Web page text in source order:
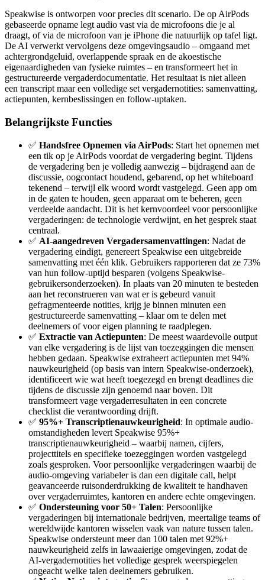
Speakwise is ontworpen voor precies dit scenario. De op AirPods
gebaseerde opname legt audio vast via de microfoons die je al
draagt, of via de microfoon van je iPhone die natuurlijk op tafel ligt.
De AI verwerkt vervolgens deze omgevingsaudio – omgaand met
achtergrondgeluid, overlappende spraak en de akoestische
eigenaardigheden van fysieke ruimtes – en transformeert het in
gestructureerde vergaderdocumentatie. Het resultaat is niet alleen
een transcript maar een volledige set vergadernotities: samenvatting,
actiepunten, kernbeslissingen en follow-uptaken.
Belangrijkste Functies
✅ Handsfree Opnemen via AirPods: Start het opnemen met
een tik op je AirPods voordat de vergadering begint. Tijdens
de vergadering ben je volledig aanwezig – bijdragend aan de
discussie, oogcontact houdend, gebarend, op het whiteboard
tekenend – terwijl elk woord wordt vastgelegd. Geen app om
in de gaten te houden, geen apparaat om te beheren, geen
verdeelde aandacht. Dit is het kernvoordeel voor persoonlijke
vergaderingen: de technologie verdwijnt, en het gesprek staat
centraal.
✅ AI-aangedreven Vergadersamenvattingen: Nadat de
vergadering eindigt, genereert Speakwise een uitgebreide
samenvatting met één klik. Gebruikers rapporteren dat ze 73%
van hun follow-uptijd besparen (volgens Speakwise-
gebruikersonderzoeken). In plaats van 20 minuten te besteden
aan het reconstrueren van wat er is gebeurd vanuit
gefragmenteerde notities, krijg je binnen minuten een
gestructureerde samenvatting – klaar om te delen met
deelnemers of voor eigen planning te raadplegen.
✅ Extractie van Actiepunten: De meest waardevolle output
van elke vergadering is de lijst van toezeggingen die mensen
hebben gedaan. Speakwise extraheert actiepunten met 94%
nauwkeurigheid (op basis van intern Speakwise-onderzoek),
identificeert wie wat heeft toegezegd en brengt deadlines die
tijdens de discussie zijn genoemd naar boven. Dit
transformeert vage vergaderresultaten in een concrete
checklist die verantwoording drijft.
✅ 95%+ Transcriptienauwkeurigheid: In optimale audio-
omstandigheden levert Speakwise 95%+
transcriptienauwkeurigheid – waarbij namen, cijfers,
projecttitels en specifieke toezeggingen worden vastgelegd
zoals gesproken. Voor persoonlijke vergaderingen waarbij de
audio-omgeving variabeler is dan een digitale call, helpt
geavanceerde ruisonderdrukking de kwaliteit te handhaven
over vergaderruimtes, kantoren en andere echte omgevingen.
✅ Ondersteuning voor 50+ Talen: Persoonlijke
vergaderingen bij internationale bedrijven, meertalige teams of
wereldwijde kantoren wisselen vaak van nature tussen talen.
Speakwise ondersteunt meer dan 100 talen met 92%+
nauwkeurigheid zelfs in lawaaierige omgevingen, zodat de
AI-vergadernotities het volledige gesprek weerspiegelen
ongeacht welke talen deelnemers gebruiken.